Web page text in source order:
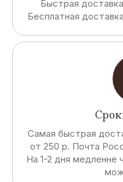
Быстрая
Бесплатная
Самая быстрая
от 250 р. Почта
На 1-2 дня